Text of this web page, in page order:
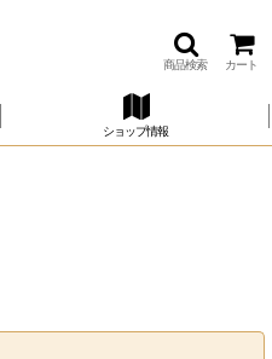
商品検索 カート
ショップ情報